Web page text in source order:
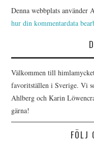
Denna webbplats
hur din kommentardata
Välkommen till
favoritställen i Sverige. Vi
Ahlberg och Karin
gärna!
FÖLJ